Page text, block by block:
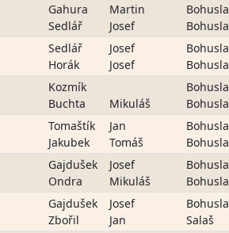
Gahura
Sedlář
Martin
Josef
Sedlář
Horák
Josef
Josef
Kozmík
Buchta
Mikuláš
Tomaštík
Jakubek
Jan
Tomáš
Gajdušek
Ondra
Josef
Mikuláš
Gajdušek
Zbořil
Josef
Jan
Salaš